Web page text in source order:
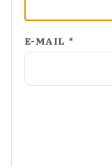
E-MAIL *